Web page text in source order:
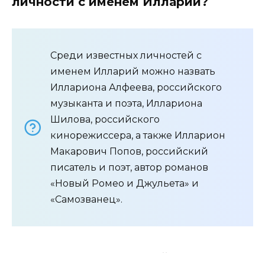
Среди известных личностей с
именем Илларий можно назвать
Иллариона Алфеева, российского
музыканта и поэта, Иллариона
Шилова, российского
кинорежиссера, а также Илларион
Макарович Попов, российский
писатель и поэт, автор романов
«Новый Ромео и Джульета» и
«Самозванец».